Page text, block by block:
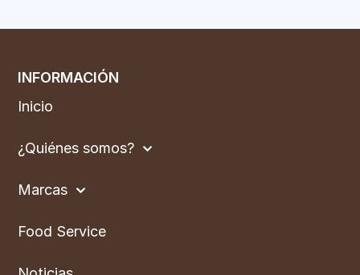
INFORMACIÓN
Inicio
¿Quiénes somos?
Marcas
Food Service